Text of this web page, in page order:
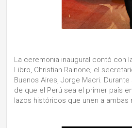
La ceremonia inaugural contó con
Libro, Christian Rainone; el
Buenos Aires, Jorge Macri.
de que el Perú sea el primer país
lazos históricos que unen a ambas